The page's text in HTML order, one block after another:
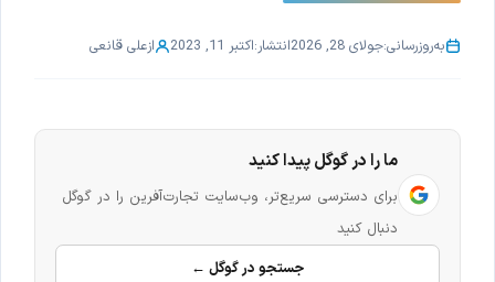
به‌روزرسانی:جولای 28, 2026 انتشار:اکتبر 11, 2023 ازعلی قانعی
ما را در گوگل پیدا کنید
برای دسترسی سریع‌تر، وب‌سایت تجارت‌آفرین را در گوگل
دنبال کنید
جستجو در گوگل ←